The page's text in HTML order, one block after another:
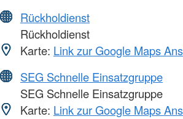
Rückholdienst
Rückholdienst
Karte: Link zur Google Maps
SEG Schnelle Einsatzgruppe
SEG Schnelle Einsatzgruppe
Karte: Link zur Google Maps